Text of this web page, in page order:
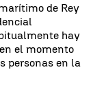
de Rey
hay
el momento
personas en la